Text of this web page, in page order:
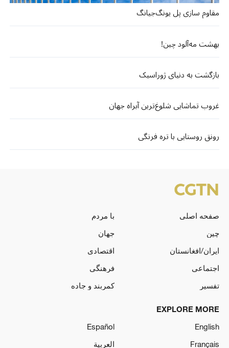
مقاوم سازی پل یونگ‌جیانگ
بهشت مه‌آلود چین!
بازگشت به دنیای ژوراسیک
غروب تماشایی شلوغ‌ترین آبراه جهان
رونق روستایی با تره فرنگی
صفحه اصلی
با مردم
چین
جهان
ایران/افغانستان
اقتصادی
اجتماعی
فرهنگی
تفسیر
کمربند و جاده
EXPLORE MORE
English
Español
Français
العربية